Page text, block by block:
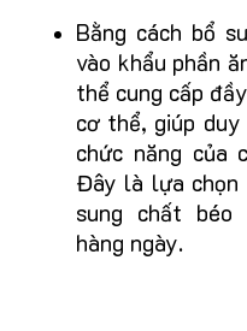
Bằng cách bổ
vào khẩu phần
thể cung cấp
cơ thể, giúp
chức năng của
Đây là lựa chọn
sung chất béo
hàng ngày.